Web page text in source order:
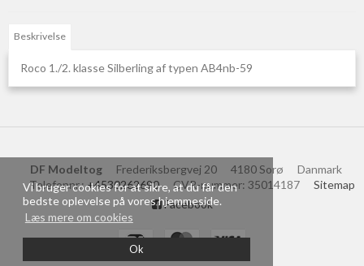
Vi bruger cookies for at sikre, at du får den
bedste oplevelse på vores hjemmeside.
Læs mere om cookies
Ok
Beskrivelse
Roco 1./2. klasse Silberling af typen AB4nb-59
DF Modeltog Frederiksbergvej 20 4180 Sorø
Danmark
Telefonnr.: +4530262690 CVR-nummer: 35014187
Sitemap
Facebook